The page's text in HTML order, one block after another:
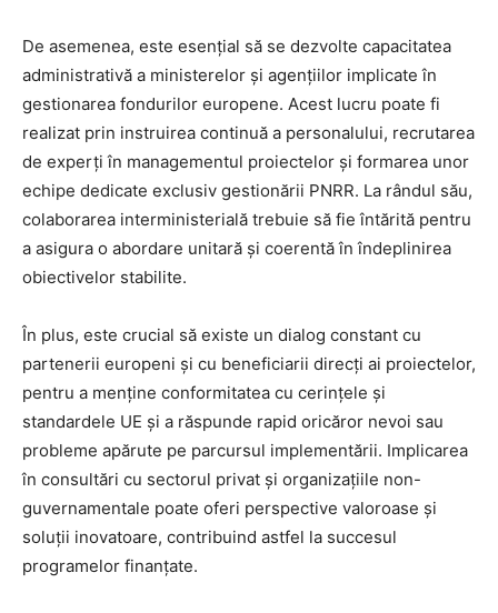
De asemenea, este esențial să se dezvolte capacitatea
administrativă a ministerelor și agențiilor implicate în
gestionarea fondurilor europene. Acest lucru poate fi
realizat prin instruirea continuă a personalului, recrutarea
de experți în managementul proiectelor și formarea unor
echipe dedicate exclusiv gestionării PNRR. La rândul său,
colaborarea interministerială trebuie să fie întărită pentru
a asigura o abordare unitară și coerentă în îndeplinirea
obiectivelor stabilite.
În plus, este crucial să existe un dialog constant cu
partenerii europeni și cu beneficiarii direcți ai proiectelor,
pentru a menține conformitatea cu cerințele și
standardele UE și a răspunde rapid oricăror nevoi sau
probleme apărute pe parcursul implementării. Implicarea
în consultări cu sectorul privat și organizațiile non-
guvernamentale poate oferi perspective valoroase și
soluții inovatoare, contribuind astfel la succesul
programelor finanțate.